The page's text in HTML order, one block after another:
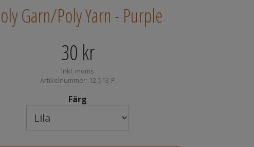
Garn/Poly Yarn - Purple
30 kr
Inkl. moms
Artikelnummer: 12-513-P
Färg